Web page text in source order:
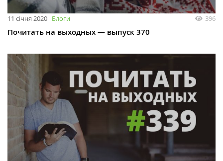
11 січня 2020 Блоги 396
Почитать на выходных — выпуск 370